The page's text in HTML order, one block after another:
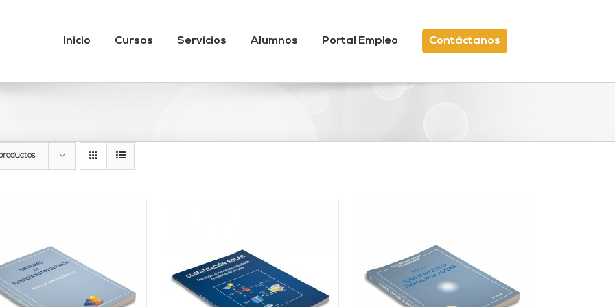
Inicio Cursos Servicios Alumnos Portal Empleo Contáctanos
AÑADIR AL CARRITO
/
DETALLES
AÑADIR AL CARRITO
DETALLES